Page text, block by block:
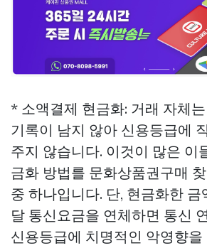
* 소액결제 현금화: 거래 자체
기록이 남지 않아 신용등급에
주지 않습니다. 이것이 많은 이
금화 방법를 문화상품권구매
중 하나입니다. 단, 현금화한
달 통신요금을 연체하면 통신
신용등급에 치명적인 악영향